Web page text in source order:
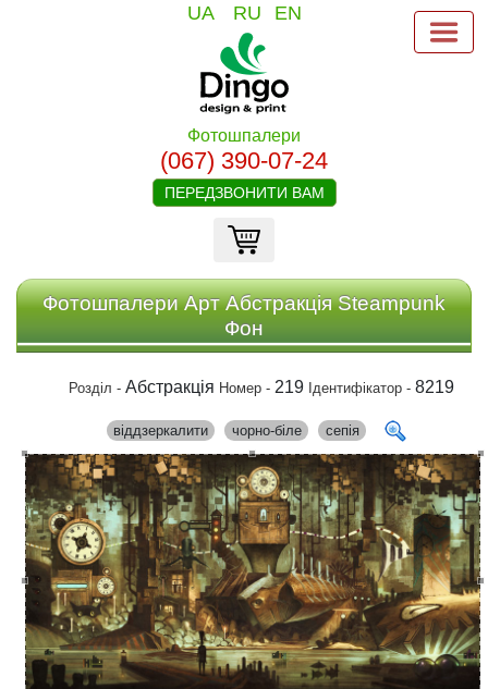
UA RU EN
Фотошпалери
(067) 390-07-24
ПЕРЕДЗВОНИТИ ВАМ
Фотошпалери Арт Абстракція Steampunk
Фон
Розділ - Абстракція Номер - 219 Ідентифікатор - 8219
віддзеркалити чорно-біле сепія